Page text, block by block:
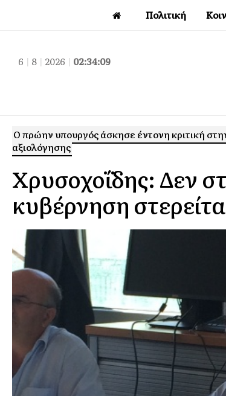
Πολιτική
6 | 8 | 2026 | 02:34:10
Ο πρώην υπουργός άσκησε έντονη κριτική
αξιολόγησης
Χρυσοχοΐδης: Δεν
κυβέρνηση